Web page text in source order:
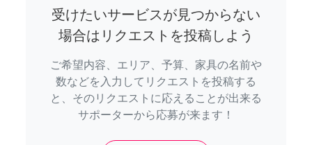
受けたいサービスが見つからない
場合はリクエストを投稿しよう
ご希望内容、エリア、予算、家具の名前や
数などを入力してリクエストを投稿する
と、そのリクエストに応えることが出来る
サポーターから応募が来ます！